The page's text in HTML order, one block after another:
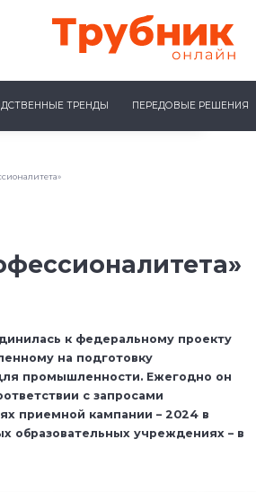
ТРЕНДЫ ПЕРЕДОВЫЕ РЕШЕНИЯ
к федеральному проекту
на подготовку
промышленности. Ежегодно он
с запросами
приемной кампании – 2024 в
образовательных учреждениях – в